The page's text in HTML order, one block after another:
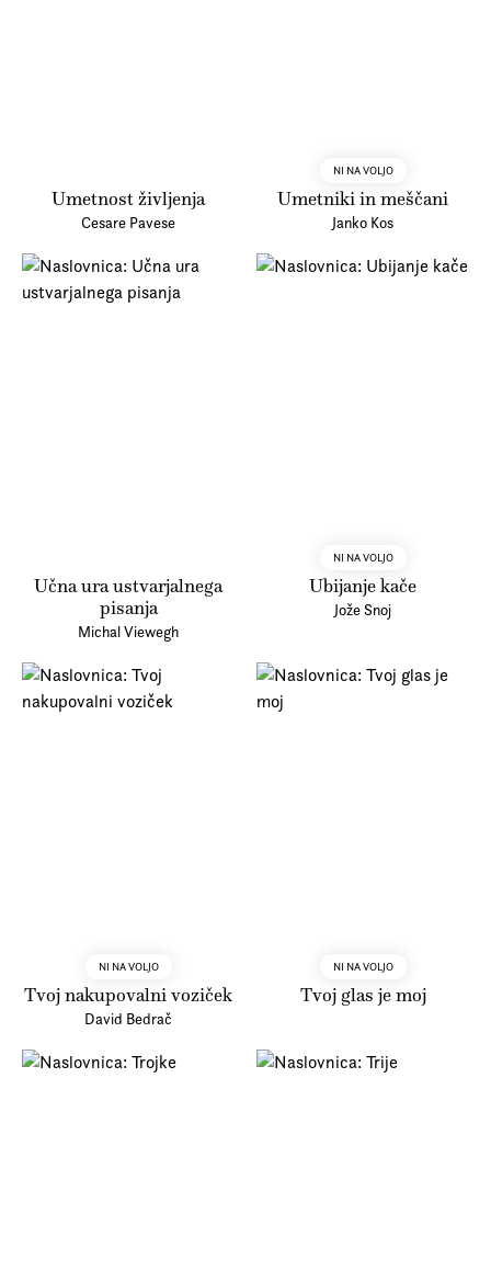
Umetnost življenja
Cesare Pavese
NI NA VOLJO
Umetniki in meščani
Janko Kos
Učna ura ustvarjalnega
pisanja
Michal Viewegh
NI NA VOLJO
Ubijanje kače
Jože Snoj
NI NA VOLJO
Tvoj nakupovalni voziček
David Bedrač
NI NA VOLJO
Tvoj glas je moj